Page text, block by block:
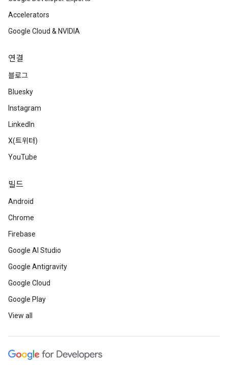
Accelerators
Google Cloud & NVIDIA
연결
블로그
Bluesky
Instagram
LinkedIn
X(트위터)
YouTube
빌드
Android
Chrome
Firebase
Google AI Studio
Google Antigravity
Google Cloud
Google Play
View all